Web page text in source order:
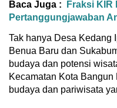
Baca Juga :
Fraksi KIR
Pertanggungjawaban
Tak hanya Desa Kedang
Benua Baru dan
budaya dan potensi
Kecamatan Kota
budaya dan pariwisata